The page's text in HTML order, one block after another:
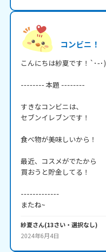
コンビニ！
こんにちは紗夏です！`･-･)
-------- 本題 --------
すきなコンビニは、
セブンイレブンです！
食べ物が美味しいから！
最近、コスメがでたから
買おうと貯金してる！
-------------
またね~
紗夏さん(13さい・ 選択なし)
2024年6月4日